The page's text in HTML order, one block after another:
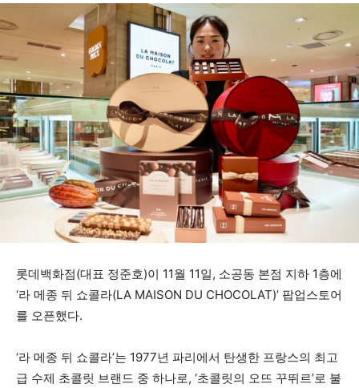
롯데백화점(대표 정준호)이 11월 11일, 소공동 본점 지하 1층에
‘라 메종 뒤 쇼콜라(LA MAISON DU CHOCOLAT)’ 팝업스토어
를 오픈했다.
‘라 메종 뒤 쇼콜라’는 1977년 파리에서 탄생한 프랑스의 최고
급 수제 초콜릿 브랜드 중 하나로, ‘초콜릿의 오뜨 꾸뛰르’로 불